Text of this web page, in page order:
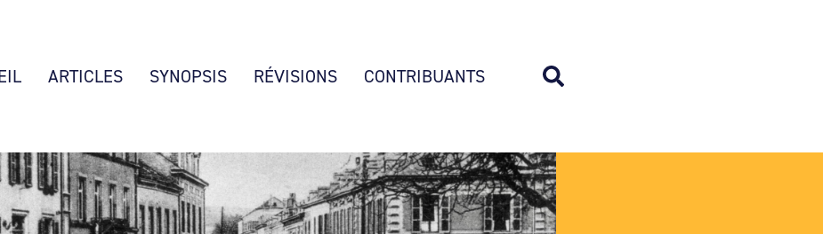
ARTICLES SYNOPSIS RÉVISIONS CONTRIBUANTS